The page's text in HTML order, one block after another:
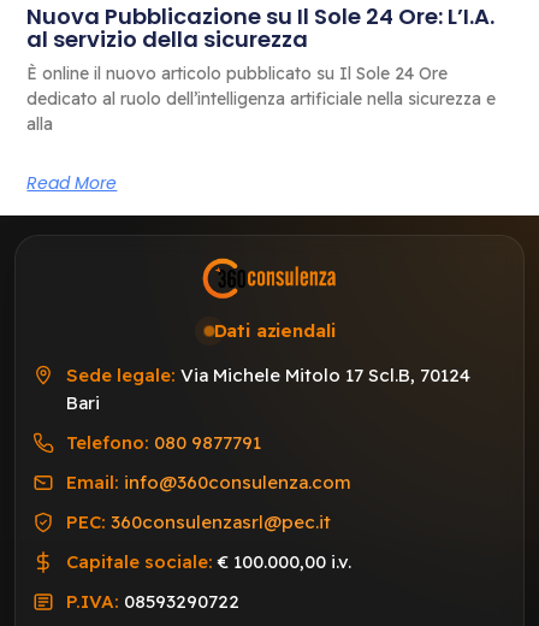
Nuova Pubblicazione su Il Sole 24 Ore: L’I.A.
al servizio della sicurezza
È online il nuovo articolo pubblicato su Il Sole 24 Ore
dedicato al ruolo dell’intelligenza artificiale nella sicurezza e
alla
Read More
Dati aziendali
Sede legale: Via Michele Mitolo 17 Scl.B, 70124
Bari
Telefono: 080 9877791
Email: info@360consulenza.com
PEC: 360consulenzasrl@pec.it
Capitale sociale: € 100.000,00 i.v.
P.IVA: 08593290722